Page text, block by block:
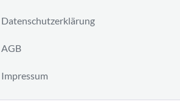
Datenschutzerklärung
AGB
Impressum
Vertrag widerrufen